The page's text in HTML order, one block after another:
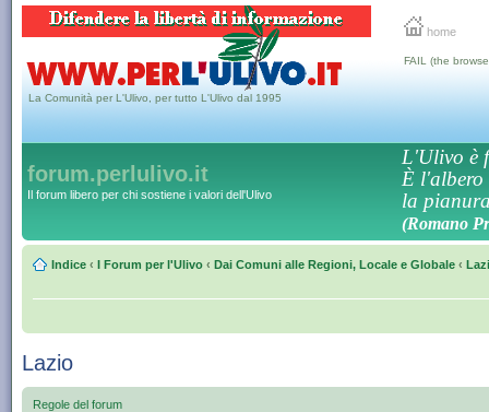
home
La Comunità per L'Ulivo, per tutto L'Ulivo dal 1995
FAIL (the
forum.perlulivo.it
Il forum libero per chi sostiene i valori dell'Ulivo
L'Ulivo è
È l'albero
la
(Romano
Indice ‹ I Forum per l'Ulivo ‹ Dai Comuni alle Regioni, Locale e Globale ‹
Lazio
Regole del forum